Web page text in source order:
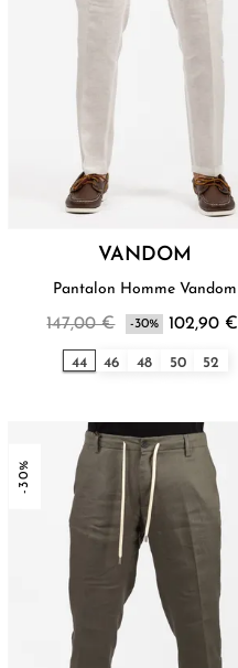
VANDOM
Pantalon Homme Vandom
147,00 € -30% 102,90 €
44 46 48 50 52
-30%